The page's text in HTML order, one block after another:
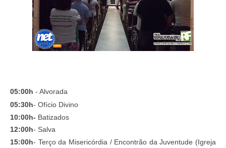
05:00h - Alvorada
05:30h- Ofício Divino
10:00h- Batizados
12:00h- Salva
15:00h- Terço da Misericórdia / Encontrão da Juventude (Igreja